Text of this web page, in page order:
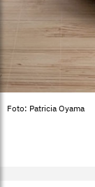
Foto: Patricia Oyama